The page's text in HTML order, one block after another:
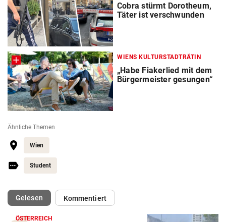
Cobra stürmt Dorotheum,
Täter ist verschwunden
WIENS KULTURSTADTRÄTIN
„Habe Fiakerlied mit dem
Bürgermeister gesungen“
Ähnliche Themen
Wien
Student
Gelesen(ausgewählt)Kommentiert
ÖSTERREICH